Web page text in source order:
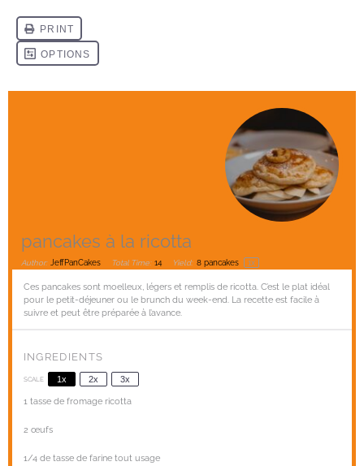
pancakes à la ricotta
Author: JeffPanCakes Total Time: 14 Yield: 8pancakes 1x
Ces pancakes sont moelleux, légers et remplis de ricotta. C’est le plat idéal
pour le petit-déjeuner ou le brunch du week-end. La recette est facile à
suivre et peut être préparée à l’avance.
INGREDIENTS
SCALE 1x 2x 3x
1 tasse de fromage ricotta
2 œufs
1/4de tasse de farine tout usage